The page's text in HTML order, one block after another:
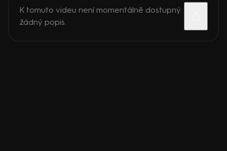
K tomuto videu není momentálně dostupný
žádný popis.